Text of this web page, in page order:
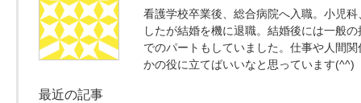
看護学校卒業後、総合病院へ入職。小児
したが結婚を機に退職。結婚後には一般
でのパートもしていました。仕事や人間
かの役に立てばいいなと思っています(^^)
最近の記事